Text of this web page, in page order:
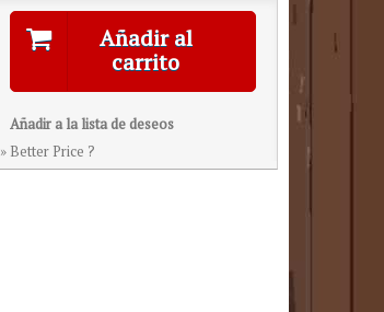
Añadir al
carrito
Añadir a la lista de deseos
» Better Price ?